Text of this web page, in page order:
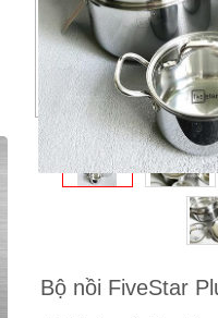
Bộ nồi FiveStar